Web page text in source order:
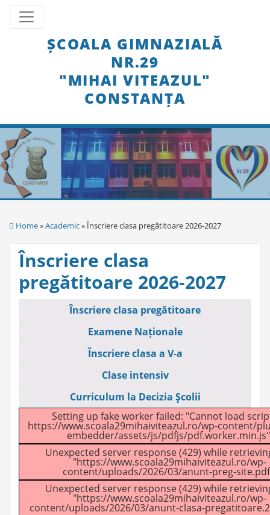
SkipToggle navigation
ȘCOALA GIMNAZIALĂ
NR.29
"MIHAI VITEAZUL"
CONSTANȚA
Home»Academic» Înscriere clasa pregătitoare 2026-2027
Înscriere clasa
pregătitoare 2026-2027
Înscriere clasa pregătitoare
Examene Naționale
Înscriere clasa a V-a
Clase intensiv
Curriculum la Decizia Şcolii
Setting up fake worker failed: "Cannot load
https://www.scoala29mihaiviteazul.ro/wp-content/
embedder/assets/js/pdfjs/
Unexpected server response (429) while
"https://www.scoala29mihaiviteazul.ro/wp-
content/uploads/2026/03/anunt-preg-
Unexpected server response (429) while
"https://www.scoala29mihaiviteazul.ro/wp-
content/uploads/2026/03/anunt-clasa-